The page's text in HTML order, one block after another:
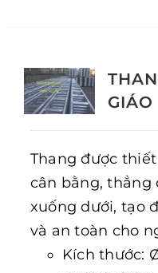
GIÁO
Thang được
cân bằng, thẳng
xuống dưới, tạo
và an toàn cho
Kích thước: